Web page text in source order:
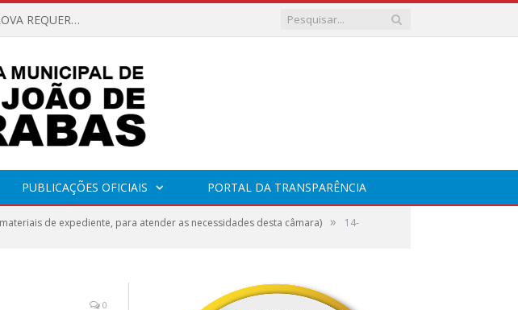
CÂMARA MUNICIPAL DISCUTE MAIO LARANJA E APROVA REQUERIMENTO SOBRE SINALIZAÇÃO URBANA
PUBLICAÇÕES OFICIAIS PORTAL DA TRANSPARÊNCIA
materiais de expediente, para atender as necessidades desta câmara) » 14-
0